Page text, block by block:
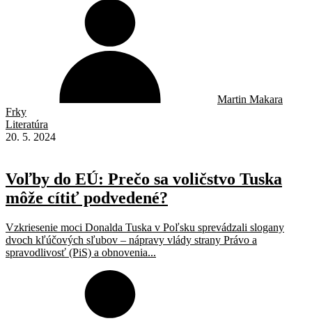
Martin Makara
Frky
Literatúra
20. 5. 2024
Voľby do EÚ: Prečo sa voličstvo Tuska
môže cítiť podvedené?
Vzkriesenie moci Donalda Tuska v Poľsku sprevádzali slogany
dvoch kľúčových sľubov – nápravy vlády strany Právo a
spravodlivosť (PiS) a obnovenia...